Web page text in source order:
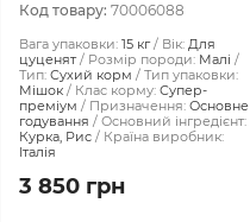
Код товару: 70006088
Вага упаковки: 15 кг Вік: Для
цуценят
Розмір породи: Малі
Тип: Сухий корм
Тип упаковки:
Мішок
Клас корму: Супер-
преміум
Призначення: Основне
годування
Основний інгредієнт:
Курка, Рис
Країна виробник:
Італія
3 850 грн